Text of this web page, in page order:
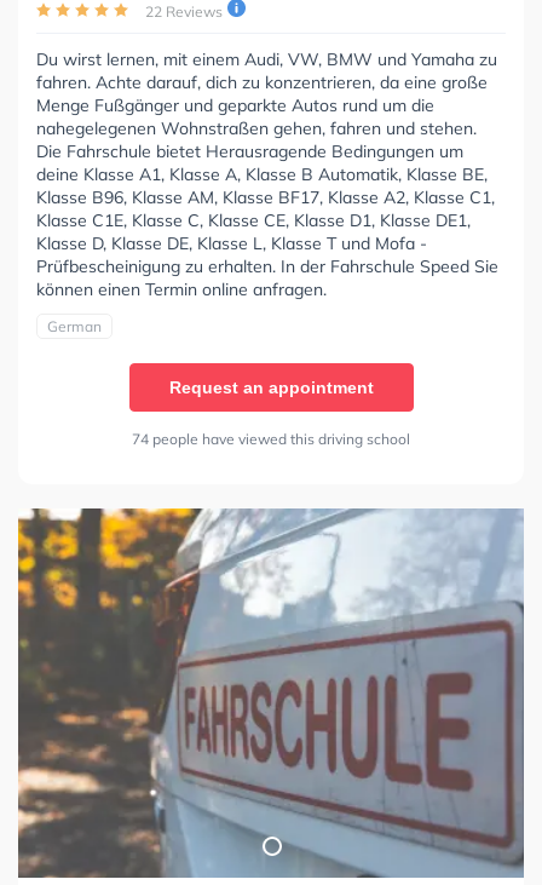
22 Reviews
Du wirst lernen, mit einem Audi, VW, BMW und Yamaha zu
fahren. Achte darauf, dich zu konzentrieren, da eine große
Menge Fußgänger und geparkte Autos rund um die
nahegelegenen Wohnstraßen gehen, fahren und stehen.
Die Fahrschule bietet Herausragende Bedingungen um
deine Klasse A1, Klasse A, Klasse B Automatik, Klasse BE,
Klasse B96, Klasse AM, Klasse BF17, Klasse A2, Klasse C1,
Klasse C1E, Klasse C, Klasse CE, Klasse D1, Klasse DE1,
Klasse D, Klasse DE, Klasse L, Klasse T und Mofa -
Prüfbescheinigung zu erhalten. In der Fahrschule Speed Sie
können einen Termin online anfragen.
German
Request an appointment
74 people have viewed this driving school